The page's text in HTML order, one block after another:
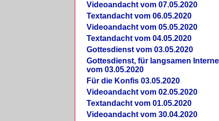
Videoandacht vom 07.05.2020
Textandacht vom 06.05.2020
Videoandacht vom 05.05.2020
Textandacht vom 04.05.2020
Gottesdienst vom 03.05.2020
Gottesdienst, für langsamen
vom 03.05.2020
Für die Konfis 03.05.2020
Videoandacht vom 02.05.2020
Textandacht vom 01.05.2020
Videoandacht vom 30.04.2020